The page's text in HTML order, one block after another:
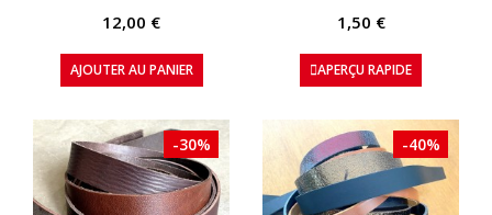
12,00 €
AJOUTER AU PANIER
1,50 €
APERÇU RAPIDE
-30% -40%